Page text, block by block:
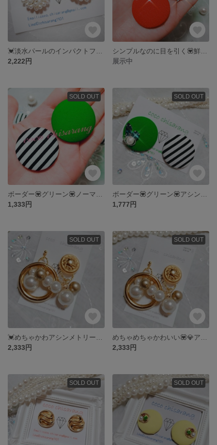
2,222円
展示中
SOLD OUT
1,333円
SOLD OUT
1,777円
SOLD OUT
2,333円
SOLD OUT
2,333円
SOLD OUT SOLD OUT